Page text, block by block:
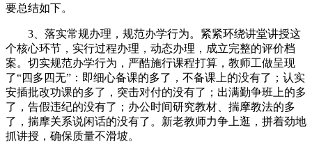
要总结如下。
3、落实常规办理，规范办学行为。紧紧环绕讲堂讲授这
个核心环节，实行过程办理，动态办理，成立完整的评价档
案。切实规范办学行为，严酷施行课程打算，教师工做呈现
了“四多四无”：即细心备课的多了，不备课上的没有了；认实
安插批改功课的多了，突击对付的没有了；出满勤争班上的多
了，告假违纪的没有了；办公时间研究教材、揣摩教法的多
了，揣摩关系说闲话的没有了。新老教师力争上逛，拼着劲地
抓讲授，确保质量不滑坡。